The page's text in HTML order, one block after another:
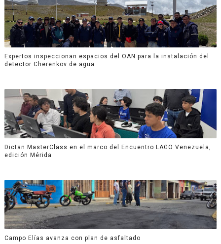
Expertos inspeccionan espacios del OAN para la instalación del
detector Cherenkov de agua
Dictan MasterClass en el marco del Encuentro LAGO Venezuela,
edición Mérida
Campo Elías avanza con plan de asfaltado